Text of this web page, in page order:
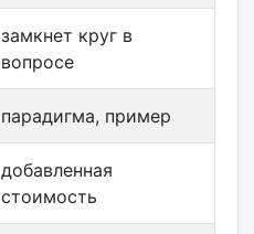
замкнет круг в
вопросе
парадигма, пример
добавленная
стоимость